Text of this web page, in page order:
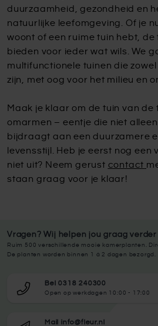
duurzaamheid, gezondheid en
natuurlijke leefomgeving. Of je
woont of een ruime tuin hebt, de
bieden voor ieder wat wils. We
multifunctionele tuinen die
zijn, met oog voor het milieu en
Maak je klaar om de tuin van de
omarmen – eentje die niet
bijdraagt aan een duurzamere
levensstijl. Heb je eerst nog een
niet uit? Neem gerust contact
staan graag voor je klaar!
Vragen? Wij helpen jou graag verder
Ruim 500 verschillende mooie kamerplanten.
De planten worden binnen 1 à 2 dagen bezorgd.
Bel 0318 240300
Open op werkdagen 10:00 - 17:00
Mail info@fleur.nl